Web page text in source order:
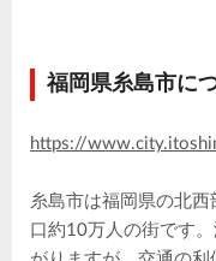
福岡県糸島市に
https://
糸島市は福岡県の北
口約10万人の街です